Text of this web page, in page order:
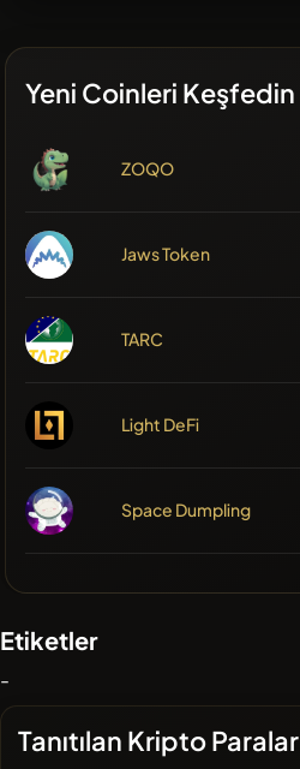
Yeni Coinleri Keşfedin
ZOQO
Jaws Token
TARC
Light DeFi
Space Dumpling
Etiketler
-
Tanıtılan Kripto Paralar